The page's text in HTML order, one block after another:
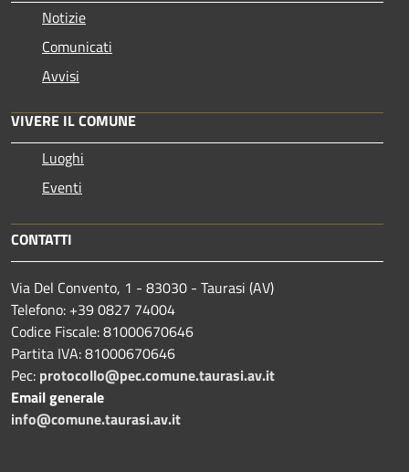
Notizie
Comunicati
Avvisi
VIVERE IL COMUNE
Luoghi
Eventi
CONTATTI
Via Del Convento, 1 - 83030 - Taurasi (AV)
Telefono: +39 0827 74004
Codice Fiscale: 81000670646
Partita IVA: 81000670646
Pec: protocollo@pec.comune.taurasi.av.it
Email generale
info@comune.taurasi.av.it